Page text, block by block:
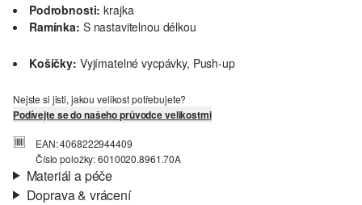
Podrobnosti: krajka
Ramínka: S nastavitelnou délkou
Košíčky: Vyjímatelné vycpávky, Push-up
Nejste si jisti, jakou velikost potřebujete?
Podívejte se do našeho průvodce velikostmi
EAN: 4068222944409
Číslo položky: 6010020.8961.70A
Materiál a péče
Doprava & vrácení